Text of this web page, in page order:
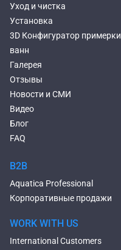
Уход и чистка
Установка
3D Конфигуратор примерки
ванн
Галерея
Отзывы
Новости и СМИ
Видео
Блог
FAQ
B2B
Aquatica Professional
Корпоративные продажи
WORK WITH US
International Customers